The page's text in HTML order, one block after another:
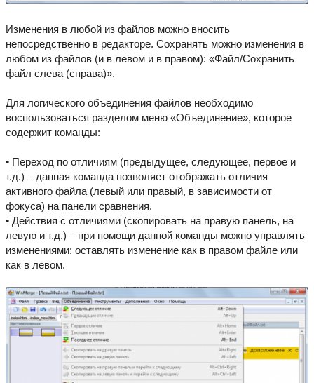
Изменения в любой из файлов можно вносить
непосредственно в редакторе. Сохранять можно изменения в
любом из файлов (и в левом и в правом): «Файл/Сохранить
файл слева (справа)».
Для логического объединения файлов необходимо
воспользоваться разделом меню «Объединение», которое
содержит команды:
• Переход по отличиям (предыдущее, следующее, первое и
т.д.) – данная команда позволяет отображать отличия
активного файла (левый или правый, в зависимости от
фокуса) на панели сравнения.
• Действия с отличиями (скопировать на правую панель, на
левую и т.д.) – при помощи данной команды можно управлять
изменениями: оставлять изменение как в правом файле или
как в левом.